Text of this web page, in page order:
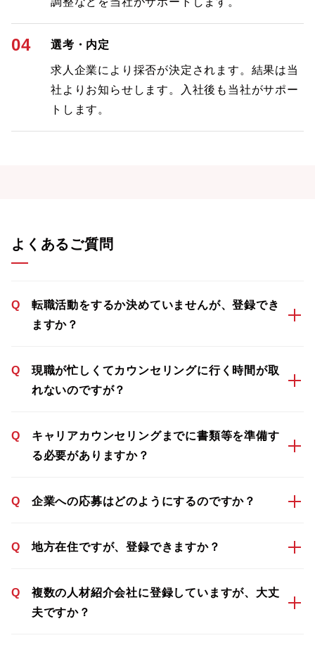
04 選考・内定
求人企業により採否が決定されます。結果は当
社よりお知らせします。入社後も当社がサポー
トします。
よくあるご質問
Q
転職活動をするか決めていませんが、登録でき
ますか？
Q
現職が忙しくてカウンセリングに行く時間が取
れないのですが？
Q
キャリアカウンセリングまでに書類等を準備す
る必要がありますか？
Q 企業への応募はどのようにするのですか？
Q 地方在住ですが、登録できますか？
Q
複数の人材紹介会社に登録していますが、大丈
夫ですか？